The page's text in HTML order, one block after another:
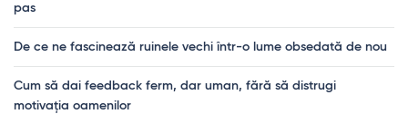
pas
De ce ne fascinează ruinele vechi într-o lume obsedată de nou
Cum să dai feedback ferm, dar uman, fără să distrugi
motivația oamenilor